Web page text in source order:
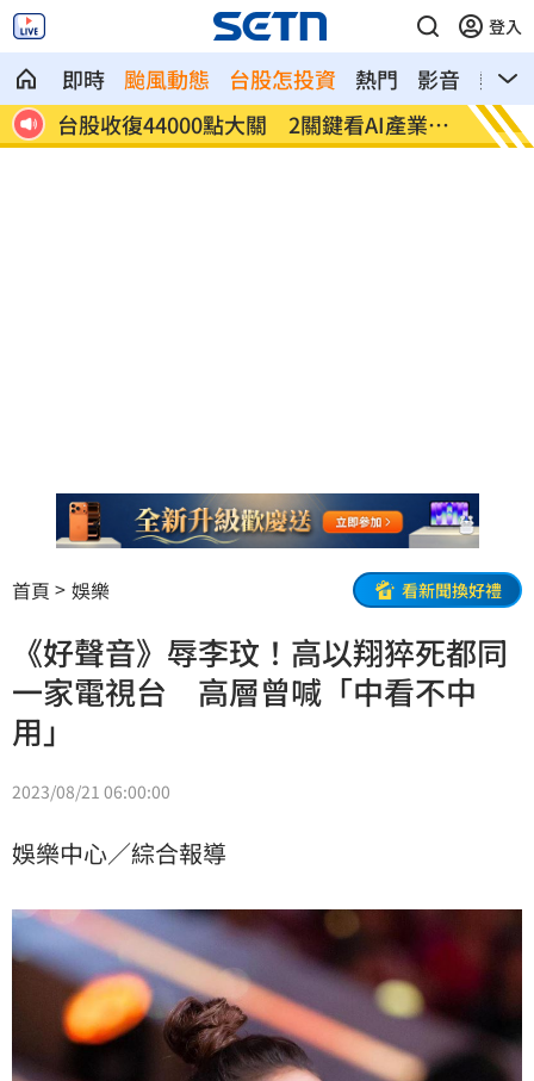
登入
即時 颱風動態 台股怎投資 熱門 影音
熱搜
發
他見搶案挺身相救遭圍毆亡！嫌犯最小12
歲
扣
首頁 娛樂 看新聞換好禮
《好聲音》辱李玟！高以翔猝死都同
一家電視台 高層曾喊「中看不中
用」
2023/08/21 06:00:00
娛樂中心／綜合報導